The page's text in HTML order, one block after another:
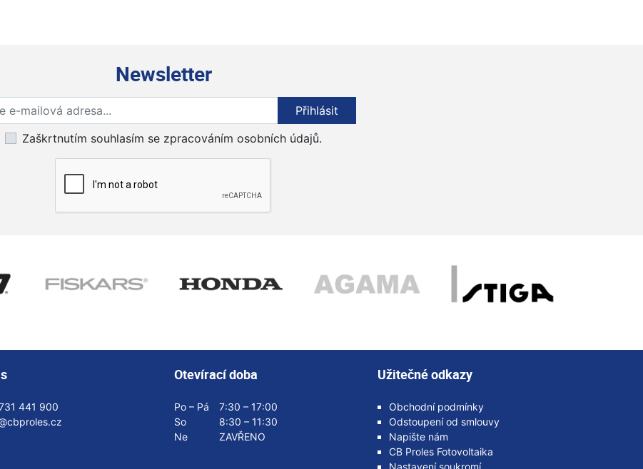
Newsletter
Přihlaste se k odběru novinek
Přihlásit
Zaškrtnutím souhlasím se zpracováním osobních údajů.
441 900
Otevírací doba
Po – Pá
7:30 – 17:00
So
8:30 – 11:30
Ne
ZAVŘENO
Užitečné odkazy
Obchodní podmínky
Odstoupení od smlouvy
Napište nám
CB Proles Fotovoltaika